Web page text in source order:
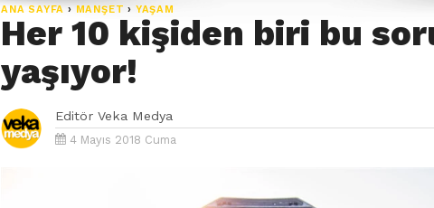
ANA SAYFA › MANŞET › YAŞAM
Her 10 kişiden biri bu
yaşıyor!
Editör Veka Medya
4 Mayıs 2018 Cuma